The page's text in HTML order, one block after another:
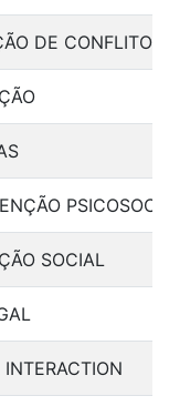
DE CONFLITOS
SOCIAL